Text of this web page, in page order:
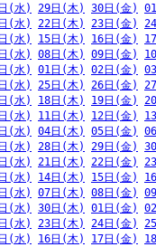
(水) 29日(木) 30日(金)
(水) 22日(木) 23日(金)
(水) 15日(木) 16日(金)
(水) 08日(木) 09日(金)
(水) 01日(木) 02日(金)
(水) 25日(木) 26日(金)
(水) 18日(木) 19日(金)
(水) 11日(木) 12日(金)
(水) 04日(木) 05日(金)
(水) 28日(木) 29日(金)
(水) 21日(木) 22日(金)
(水) 14日(木) 15日(金)
(水) 07日(木) 08日(金)
(水) 30日(木) 01日(金)
(水) 23日(木) 24日(金)
(水) 16日(木) 17日(金)